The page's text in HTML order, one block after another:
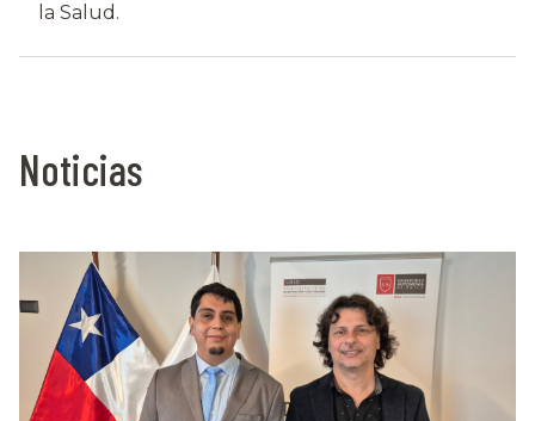
la Salud.
Noticias